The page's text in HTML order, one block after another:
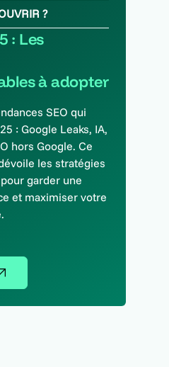
?
: Les
à adopter
SEO qui
: Google Leaks, IA,
hors Google. Ce
les stratégies
garder une
et maximiser votre